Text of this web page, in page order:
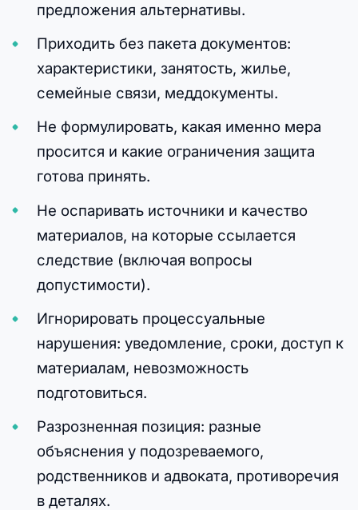
предложения альтернативы.
Приходить без пакета документов:
характеристики, занятость, жилье,
семейные связи, меддокументы.
Не формулировать, какая именно мера
просится и какие ограничения защита
готова принять.
Не оспаривать источники и качество
материалов, на которые ссылается
следствие (включая вопросы
допустимости).
Игнорировать процессуальные
нарушения: уведомление, сроки, доступ к
материалам, невозможность
подготовиться.
Разрозненная позиция: разные
объяснения у подозреваемого,
родственников и адвоката, противоречия
в деталях.